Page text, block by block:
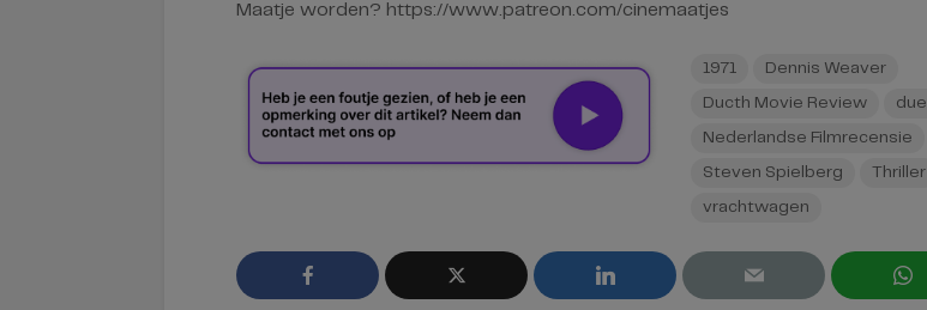
Maatje worden? https://www.patreon.com/cinemaatjes
1971 Dennis Weaver
Ducth Movie Review duel
Nederlandse Filmrecensie
Steven Spielberg Thriller
vrachtwagen